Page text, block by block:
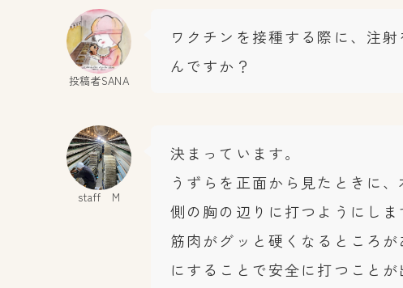
投稿者SANA
ワクチンを接種する際に、注
んですか？
staff M
決まっています。
うずらを正面から見たときに
側の胸の辺りに打つようにしま
筋肉がグッと硬くなるところ
にすることで安全に打つことが